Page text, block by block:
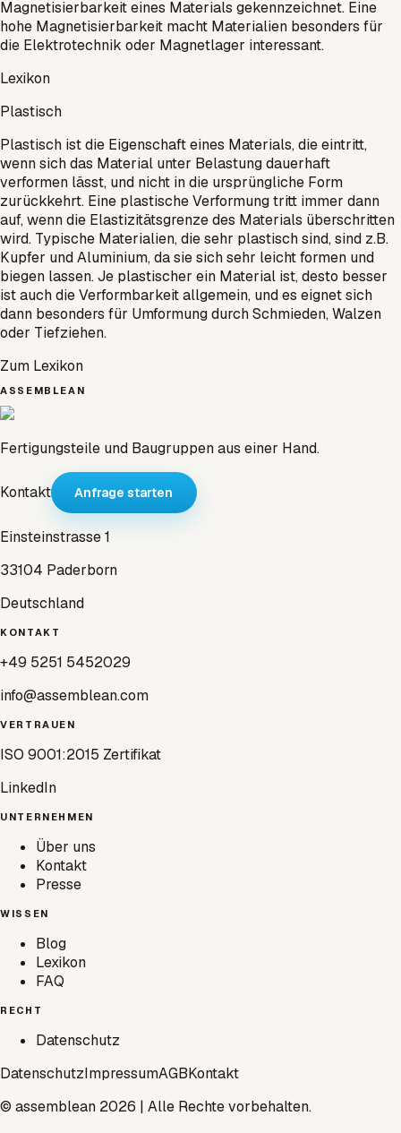
Magnetisierbarkeit eines Materials gekennzeichnet. Eine
hohe Magnetisierbarkeit macht Materialien besonders für
die Elektrotechnik oder Magnetlager interessant.
Lexikon
Plastisch
Plastisch ist die Eigenschaft eines Materials, die eintritt,
wenn sich das Material unter Belastung dauerhaft
verformen lässt, und nicht in die ursprüngliche Form
zurückkehrt. Eine plastische Verformung tritt immer dann
auf, wenn die Elastizitätsgrenze des Materials überschritten
wird. Typische Materialien, die sehr plastisch sind, sind z.B.
Kupfer und Aluminium, da sie sich sehr leicht formen und
biegen lassen. Je plastischer ein Material ist, desto besser
ist auch die Verformbarkeit allgemein, und es eignet sich
dann besonders für Umformung durch Schmieden, Walzen
oder Tiefziehen.
Zum Lexikon
ASSEMBLEAN
Fertigungsteile und Baugruppen aus einer Hand.
Kontakt Anfrage starten
Einsteinstrasse 1
33104 Paderborn
Deutschland
KONTAKT
+49 5251 5452029
info@assemblean.com
VERTRAUEN
ISO 9001:2015 Zertifikat
LinkedIn
UNTERNEHMEN
Über uns
Kontakt
Presse
WISSEN
Blog
Lexikon
FAQ
RECHT
Datenschutz
DatenschutzImpressumAGBKontakt
© assemblean 2026 | Alle Rechte vorbehalten.